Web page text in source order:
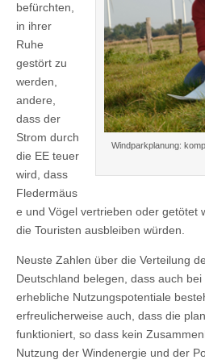
Windparkplanung:
befürchten,
in ihrer
Ruhe
gestört zu
werden,
andere,
dass der
Strom durch
die EE teuer
wird, dass
Fledermäus
e und Vögel vertrieben oder getötet
die Touristen ausbleiben würden.
Neuste Zahlen über die Verteilung
Deutschland belegen, dass auch
erhebliche Nutzungspotentiale
erfreulicherweise auch, dass die
funktioniert, so dass kein
Nutzung der Windenergie und der